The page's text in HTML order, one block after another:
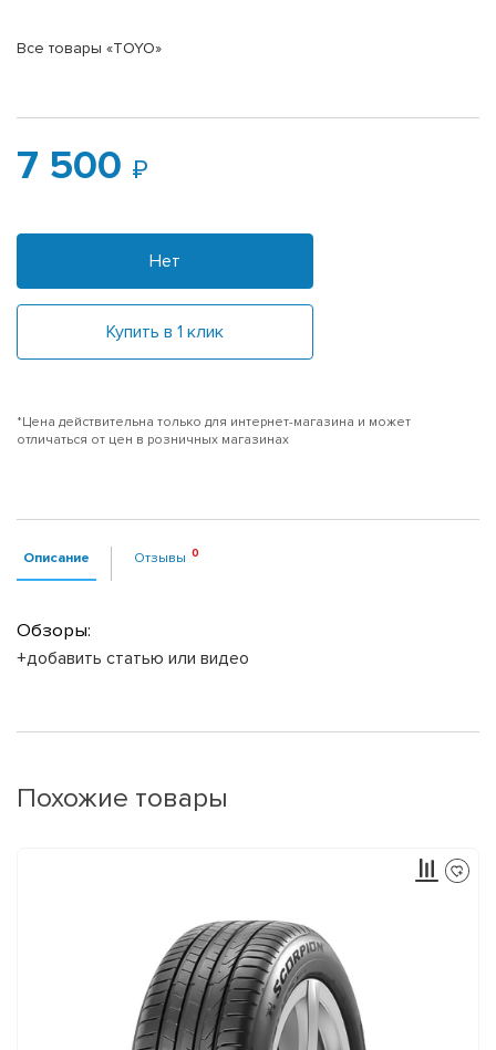
Все товары «TOYO»
7 500
Нет
Купить в 1 клик
*Цена действительна только для интернет-магазина и может
отличаться от цен в розничных магазинах
Описание Отзывы
Обзоры:
+добавить статью или видео
Похожие товары